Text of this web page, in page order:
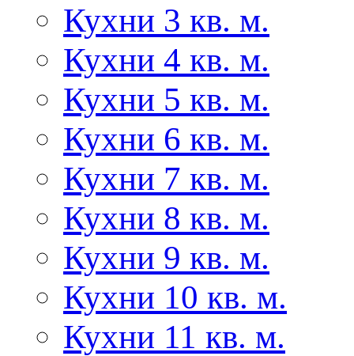
Кухни 3 кв. м.
Кухни 4 кв. м.
Кухни 5 кв. м.
Кухни 6 кв. м.
Кухни 7 кв. м.
Кухни 8 кв. м.
Кухни 9 кв. м.
Кухни 10 кв. м.
Кухни 11 кв. м.